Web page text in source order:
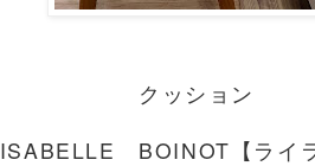
クッション
ISABELLE BOINOT【ライ